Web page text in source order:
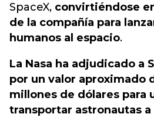
SpaceX, convirtiéndose
de la compañía para
humanos al espacio.
La Nasa ha adjudicado a
por un valor aproximado
millones de dólares para
transportar astronautas